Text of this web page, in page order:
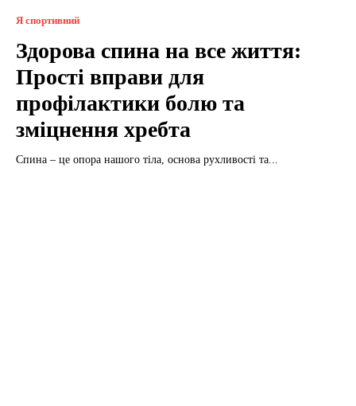
Я спортивний
Здорова спина на все життя:
Прості вправи для
профілактики болю та
зміцнення хребта
Спина – це опора нашого тіла, основа рухливості та...